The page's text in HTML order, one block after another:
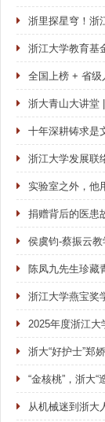
浙里探星穹！浙
浙江大学教育基
全国上榜 + 省级
浙大青山大讲
十年深耕铸求是
浙江大学发展联
实验室之外，他
捐赠背后的医患
侯虞钧-蔡振云
陈凤九先生珍藏
浙江大学燕宝奖
2025年度浙江
浙大“好护士”郑
“金核桃”，浙大“
从机械迷到浙大